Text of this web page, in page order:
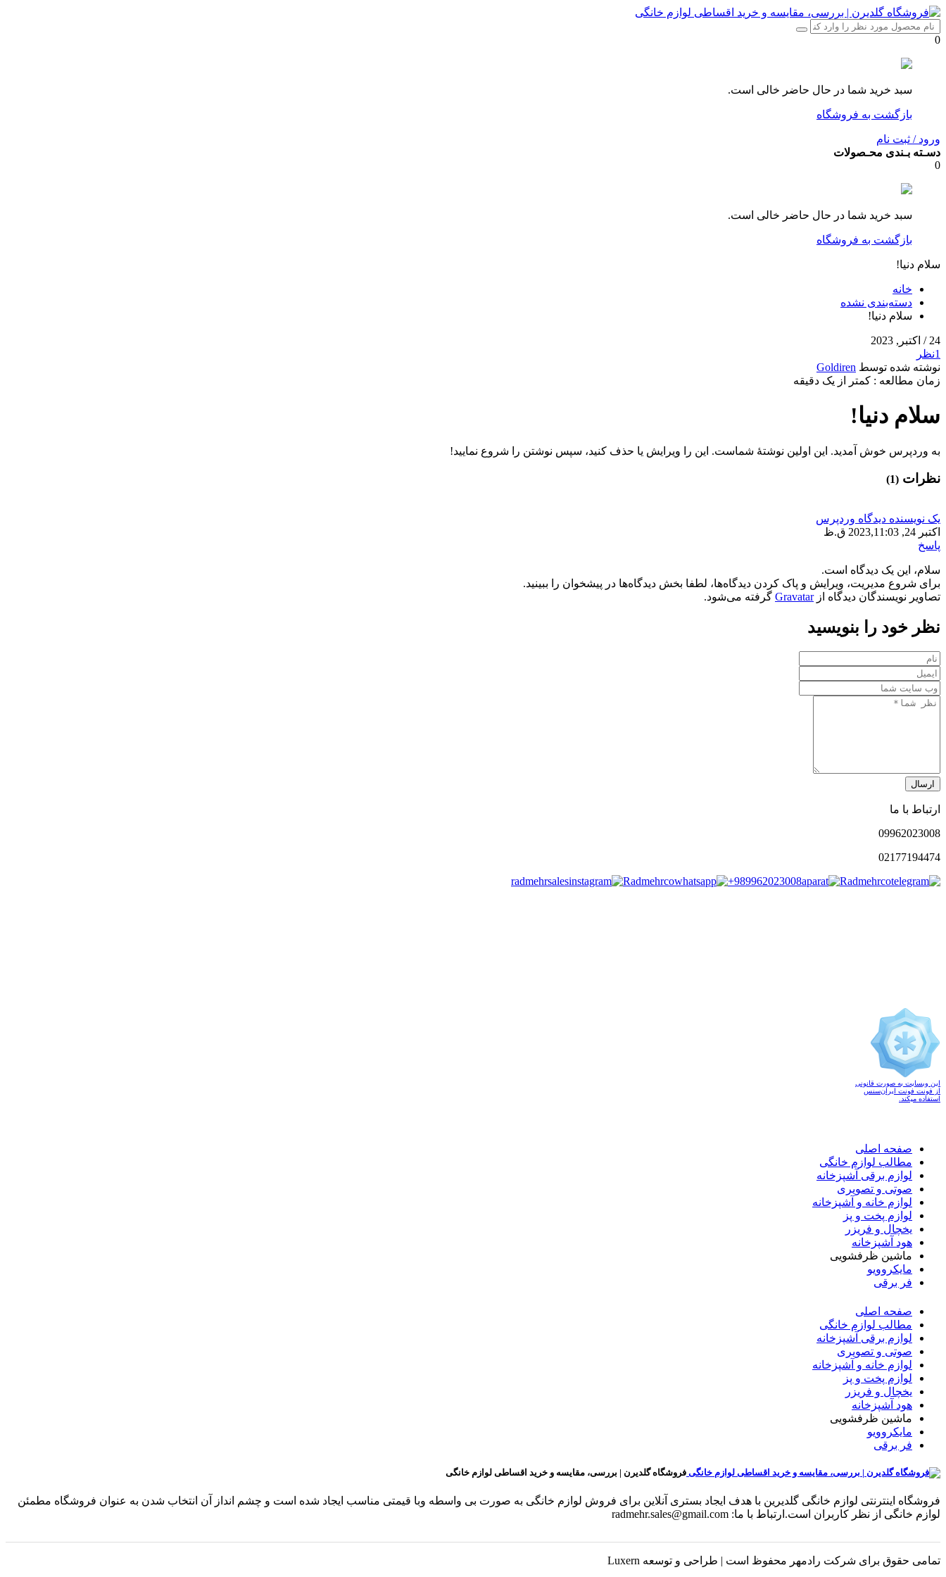
0
سبد خرید شما در حال حاضر خالی است.
بازگشت به فروشگاه
ورود / ثبت نام
دسـته بـندی محـصولات
0
سبد خرید شما در حال حاضر خالی است.
بازگشت به فروشگاه
سلام دنیا!
خانه
دسته‌بندی نشده
سلام دنیا!
24 / اکتبر, 2023
1نظر
نوشته شده توسط Goldiren
زمان مطالعه : کمتر از یک دقیقه
سلام دنیا!
به وردپرس خوش آمدید. این اولین نوشتهٔ شماست. این را ویرایش یا حذف کنید، سپس نوشتن را شروع نمایید!
نظرات (1)
یک نویسنده دیدگاه وردپرس
اکتبر 24, 2023,
11:03 ق.ظ
پاسخ
سلام، این یک دیدگاه است.
برای شروع مدیریت، ویرایش و پاک کردن دیدگاه‌ها، لطفا بخش دیدگاه‌ها در پیشخوان را ببینید.
تصاویر نویسندگان دیدگاه ازGravatar گرفته می‌شود.
نظر خود را بنویسید
ارسال
ارتباط با ما
09962023008
021 77194474
radmehrsales
Radmehrco +989962023008 Radmehrco
این وبسایت به صورت قانونی
از فونت فونت ایران‌سنس
استفاده میکند.
صفحه اصلی
مطالب لوازم خانگی
لوازم برقی آشپزخانه
صوتی و تصویری
لوازم خانه و آشپزخانه
لوازم پخت و پز
یخچال و فریزر
هود آشپزخانه
ماشین ظرفشویی
مایکروویو
فر برقی
صفحه اصلی
مطالب لوازم خانگی
لوازم برقی آشپزخانه
صوتی و تصویری
لوازم خانه و آشپزخانه
لوازم پخت و پز
یخچال و فریزر
هود آشپزخانه
ماشین ظرفشویی
مایکروویو
فر برقی
فروشگاه گلدیرن | بررسی، مقایسه و خرید اقساطی لوازم خانگی
فروشگاه اینترنتی لوازم خانگی گلدیرین با هدف ایجاد بستری آنلاین برای فروش لوازم خانگی به صورت بی واسطه وبا قیمتی مناسب ایجاد شده است و چشم انداز آن انتخاب شدن به عنوان فروشگاه مطمئن
لوازم خانگی از نظر کاربران است.ارتباط با ما: radmehr.sales@gmail.com
تمامی حقوق برای شرکت رادمهر محفوظ است | طراحی و توسعه Luxern